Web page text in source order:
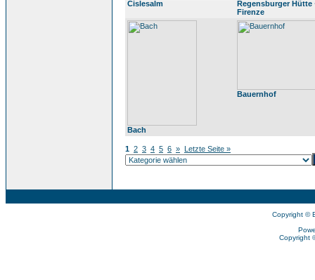
Cislesalm
Regensburger Hütte
Firenze
Bach
Bauernhof
1 2 3 4 5 6 » Letzte Seite »
Copyright ©
Copyright